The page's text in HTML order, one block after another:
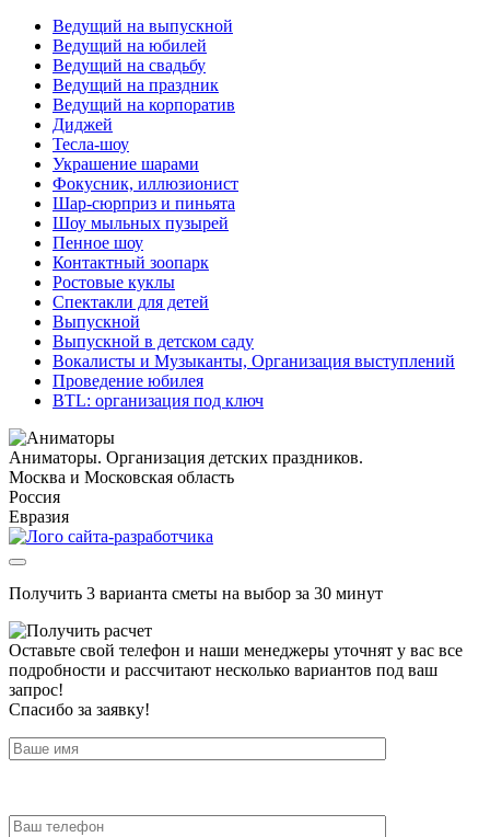
Ведущий на выпускной
Ведущий на юбилей
Ведущий на свадьбу
Ведущий на праздник
Ведущий на корпоратив
Диджей
Тесла-шоу
Украшение шарами
Фокусник, иллюзионист
Шар-сюрприз и пиньята
Шоу мыльных пузырей
Пенное шоу
Контактный зоопарк
Ростовые куклы
Спектакли для детей
Выпускной
Выпускной в детском саду
Вокалисты и Музыканты, Организация выступлений
Проведение юбилея
BTL: организация под ключ
Аниматоры. Организация детских праздников.
Москва и Московская область
Россия
Евразия
Получить 3 варианта сметы на выбор за 30 минут
Оставьте свой телефон и наши менеджеры уточнят у вас все
подробности и рассчитают несколько вариантов под ваш
запрос!
Спасибо за заявку!